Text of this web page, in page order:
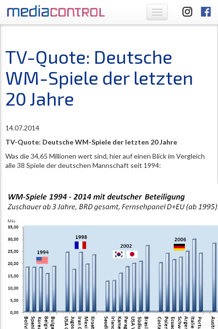
Toggle
navigation
TV-Quote: Deutsche
WM-Spiele der letzten
20 Jahre
14.07.2014
TV-Quote: Deutsche WM-Spiele der letzten 20 Jahre
Was die 34,65 Millionen wert sind, hier auf einen Blick im Vergleich
alle 38 Spiele der deutschen Mannschaft seit 1994: